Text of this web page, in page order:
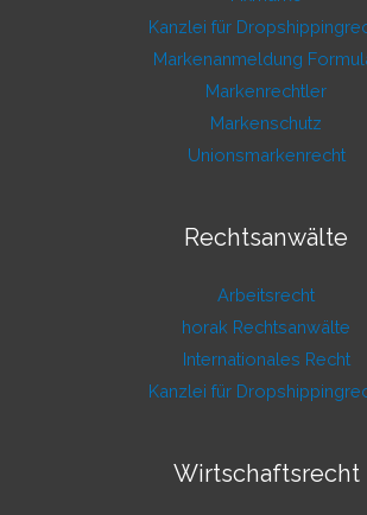
Kanzlei für
Markenanmeldung
Markenrechtler
Markenschutz
Unionsmarkenrecht
Rechtsanwälte
Arbeitsrecht
horak Rechtsanwälte
Internationales Recht
Kanzlei für
Wirtschaftsrecht